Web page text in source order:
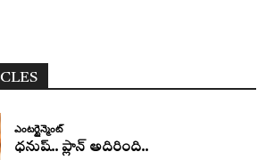
ఎంటర్టైన్మెంట్
ధనుష్‌.. ప్లాన్ అదిరింది..